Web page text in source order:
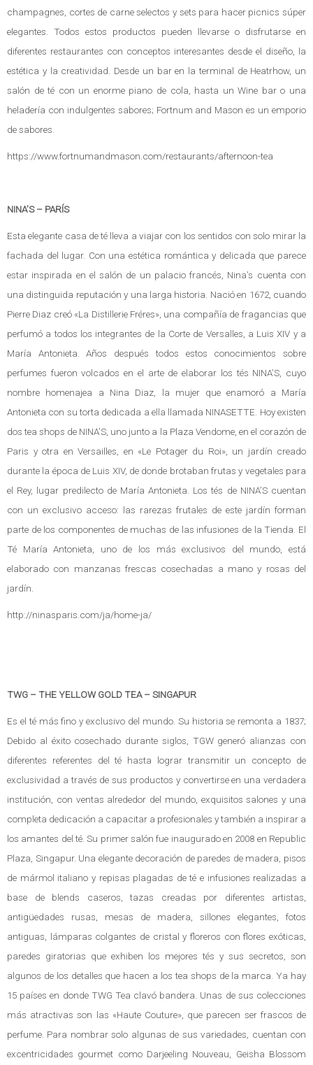
champagnes, cortes de carne selectos y sets para hacer picnics súper
elegantes. Todos estos productos pueden llevarse o disfrutarse en
diferentes restaurantes con conceptos interesantes desde el diseño, la
estética y la creatividad. Desde un bar en la terminal de Heatrhow, un
salón de té con un enorme piano de cola, hasta un Wine bar o una
heladería con indulgentes sabores; Fortnum and Mason es un emporio
de sabores.
https://www.fortnumandmason.com/restaurants/afternoon-tea
NINA’S – PARÍS
Esta elegante casa de té lleva a viajar con los sentidos con solo mirar la
fachada del lugar. Con una estética romántica y delicada que parece
estar inspirada en el salón de un palacio francés, Nina’s cuenta con
una distinguida reputación y una larga historia. Nació en 1672, cuando
Pierre Diaz creó «La Distillerie Fréres», una compañía de fragancias que
perfumó a todos los integrantes de la Corte de Versalles, a Luis XIV y a
María Antonieta. Años después todos estos conocimientos sobre
perfumes fueron volcados en el arte de elaborar los tés NINA’S, cuyo
nombre homenajea a Nina Diaz, la mujer que enamoró a María
Antonieta con su torta dedicada a ella llamada NINASETTE. Hoy existen
dos tea shops de NINA’S, uno junto a la Plaza Vendome, en el corazón de
Paris y otra en Versailles, en «Le Potager du Roi», un jardín creado
durante la época de Luis XIV, de donde brotaban frutas y vegetales para
el Rey, lugar predilecto de María Antonieta. Los tés de NINA’S cuentan
con un exclusivo acceso: las rarezas frutales de este jardín forman
parte de los componentes de muchas de las infusiones de la Tienda. El
Té María Antonieta, uno de los más exclusivos del mundo, está
elaborado con manzanas frescas cosechadas a mano y rosas del
jardín.
http://ninasparis.com/ja/home-ja/
TWG – THE YELLOW GOLD TEA – SINGAPUR
Es el té más fino y exclusivo del mundo. Su historia se remonta a 1837;
Debido al éxito cosechado durante siglos, TGW generó alianzas con
diferentes referentes del té hasta lograr transmitir un concepto de
exclusividad a través de sus productos y convertirse en una verdadera
institución, con ventas alrededor del mundo, exquisitos salones y una
completa dedicación a capacitar a profesionales y también a inspirar a
los amantes del té. Su primer salón fue inaugurado en 2008 en Republic
Plaza, Singapur. Una elegante decoración de paredes de madera, pisos
de mármol italiano y repisas plagadas de té e infusiones realizadas a
base de blends caseros, tazas creadas por diferentes artistas,
antigüedades rusas, mesas de madera, sillones elegantes, fotos
antiguas, lámparas colgantes de cristal y floreros con flores exóticas,
paredes giratorias que exhiben los mejores tés y sus secretos, son
algunos de los detalles que hacen a los tea shops de la marca. Ya hay
15 países en donde TWG Tea clavó bandera. Unas de sus colecciones
más atractivas son las «Haute Couture», que parecen ser frascos de
perfume. Para nombrar solo algunas de sus variedades, cuentan con
excentricidades gourmet como Darjeeling Nouveau, Geisha Blossom